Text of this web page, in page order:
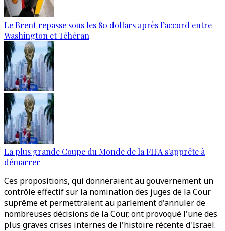
Le Brent repasse sous les 80 dollars après l’accord entre
Washington et Téhéran
La plus grande Coupe du Monde de la FIFA s'apprête à
démarrer
Ces propositions, qui donneraient au gouvernement un
contrôle effectif sur la nomination des juges de la Cour
suprême et permettraient au parlement d'annuler de
nombreuses décisions de la Cour, ont provoqué l'une des
plus graves crises internes de l'histoire récente d'Israël.